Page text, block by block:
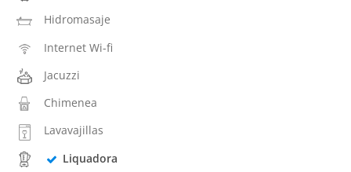
Hidromasaje
Internet Wi-fi
Jacuzzi
Chimenea
Lavavajillas
Liquadora